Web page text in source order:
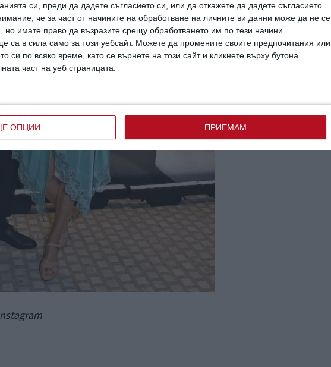
си, преди да дадете съгласието си, или да откажете да дадете съгласието
че за част от начините на обработване на личните ви данни може да не се
но имате право да възразите срещу обработването им по тези начини.
са в сила само за този уебсайт. Можете да промените своите предпочитания или
си по всяко време, като се върнете на този сайт и кликнете върху бутона
част на уеб страницата.
ОПЦИИ ПРИЕМАМ